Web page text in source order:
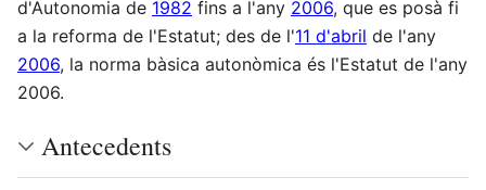
d'Autonomia de 1982 fins a l'any 2006, que es posà fi
a la reforma de l'Estatut; des de l'11 d'abril de l'any
2006, la norma bàsica autonòmica és l'Estatut de l'any
2006.
Antecedents